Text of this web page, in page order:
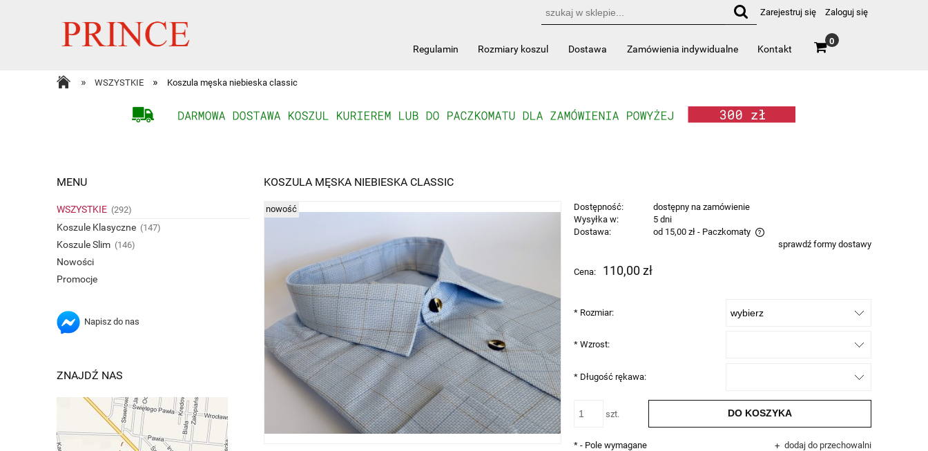
Zarejestruj się Zaloguj się
Regulamin Rozmiary koszul Dostawa Zamówienia indywidualne Kontakt
0
» WSZYSTKIE » Koszula męska niebieska classic
MENU
WSZYSTKIE (292)
Koszule Klasyczne (147)
Koszule Slim (146)
Nowości
Promocje
Napisz do nas
ZNAJDŹ NAS
KOSZULA MĘSKA NIEBIESKA CLASSIC
nowość Dostępność:
dostępny na zamówienie
Wysyłka w:
5 dni
Dostawa:
od 15,00 zł - Paczkomaty
płatności
sprawdź formy dostawy
Cena: 110,00 zł
* Rozmiar:
* Wzrost:
* Długość rękawa:
szt. DO KOSZYKA
dodaj do przechowalni
* - Pole wymagane